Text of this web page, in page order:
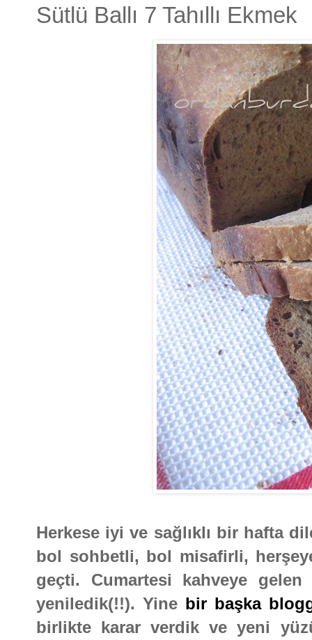
Sütlü Ballı 7 Tahıllı Ekmek
Herkese iyi ve sağlıklı bir hafta
bol sohbetli, bol misafirli,
geçti. Cumartesi kahveye
yeniledik(!!). Yine bir başka
birlikte karar verdik ve yeni